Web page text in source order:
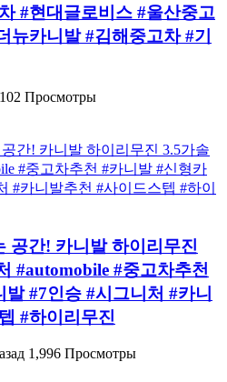
#현대글로비스 #울산중고
뉴카니발 #김해중고차 #기
102 Просмотры
공간! 카니발 하이리무진
#automobile #중고차추천
#7인승 #시그니처 #카니
#하이리무진
1,996 Просмотры